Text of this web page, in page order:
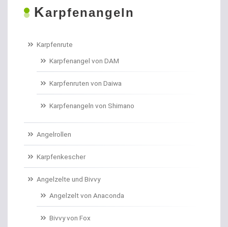
Boilies
Brandungs- / Weitwurfrollen
Brandungsbleie
Brothaken gebunden
Campinggeschirr
Karpfenangeln
Karpfenrute
Karpfenangel von DAM
Karpfenruten von Daiwa
Karpfenangeln von Shimano
Angelrollen
Karpfenkescher
Angelzelte und Bivvy
Angelzelt von Anaconda
Bivvy von Fox